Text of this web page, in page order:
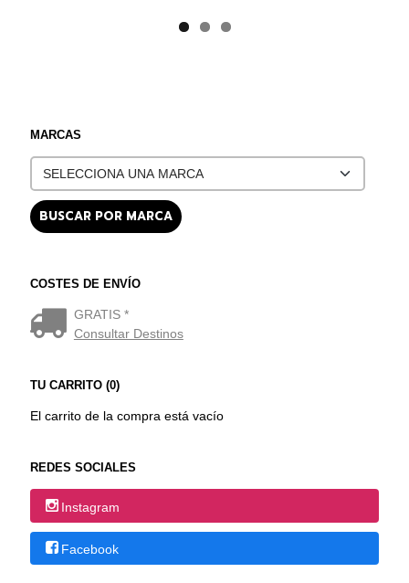
MARCAS
COSTES DE ENVÍO
GRATIS *
Consultar Destinos
TU CARRITO (0)
El carrito de la compra está vacío
REDES SOCIALES
Instagram
Facebook